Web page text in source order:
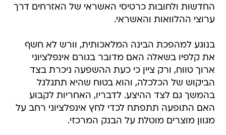
החדשות ולחובות כרטיסי האשראי של האזרחים דרך
ערוצי ההלוואות והאשראי.
בנוגע למהפכת הבינה המלאכותית, וורש לא חשף
את קלפיו בשאלה האם מדובר בגורם אינפלציוני
ארוך טווח, ורק ציין כי כעת ההשפעה ניכרת בצד
הביקוש של הכלכלה, והוא בטוח שהיא תתגלגל
בהמשך גם לצד ההיצע. לדבריו, האחריות לקבוע
האם התופעה תתפתח לכדי לחץ אינפלציוני רחב על
מגוון מוצרים מוטלת על הבנק המרכזי.